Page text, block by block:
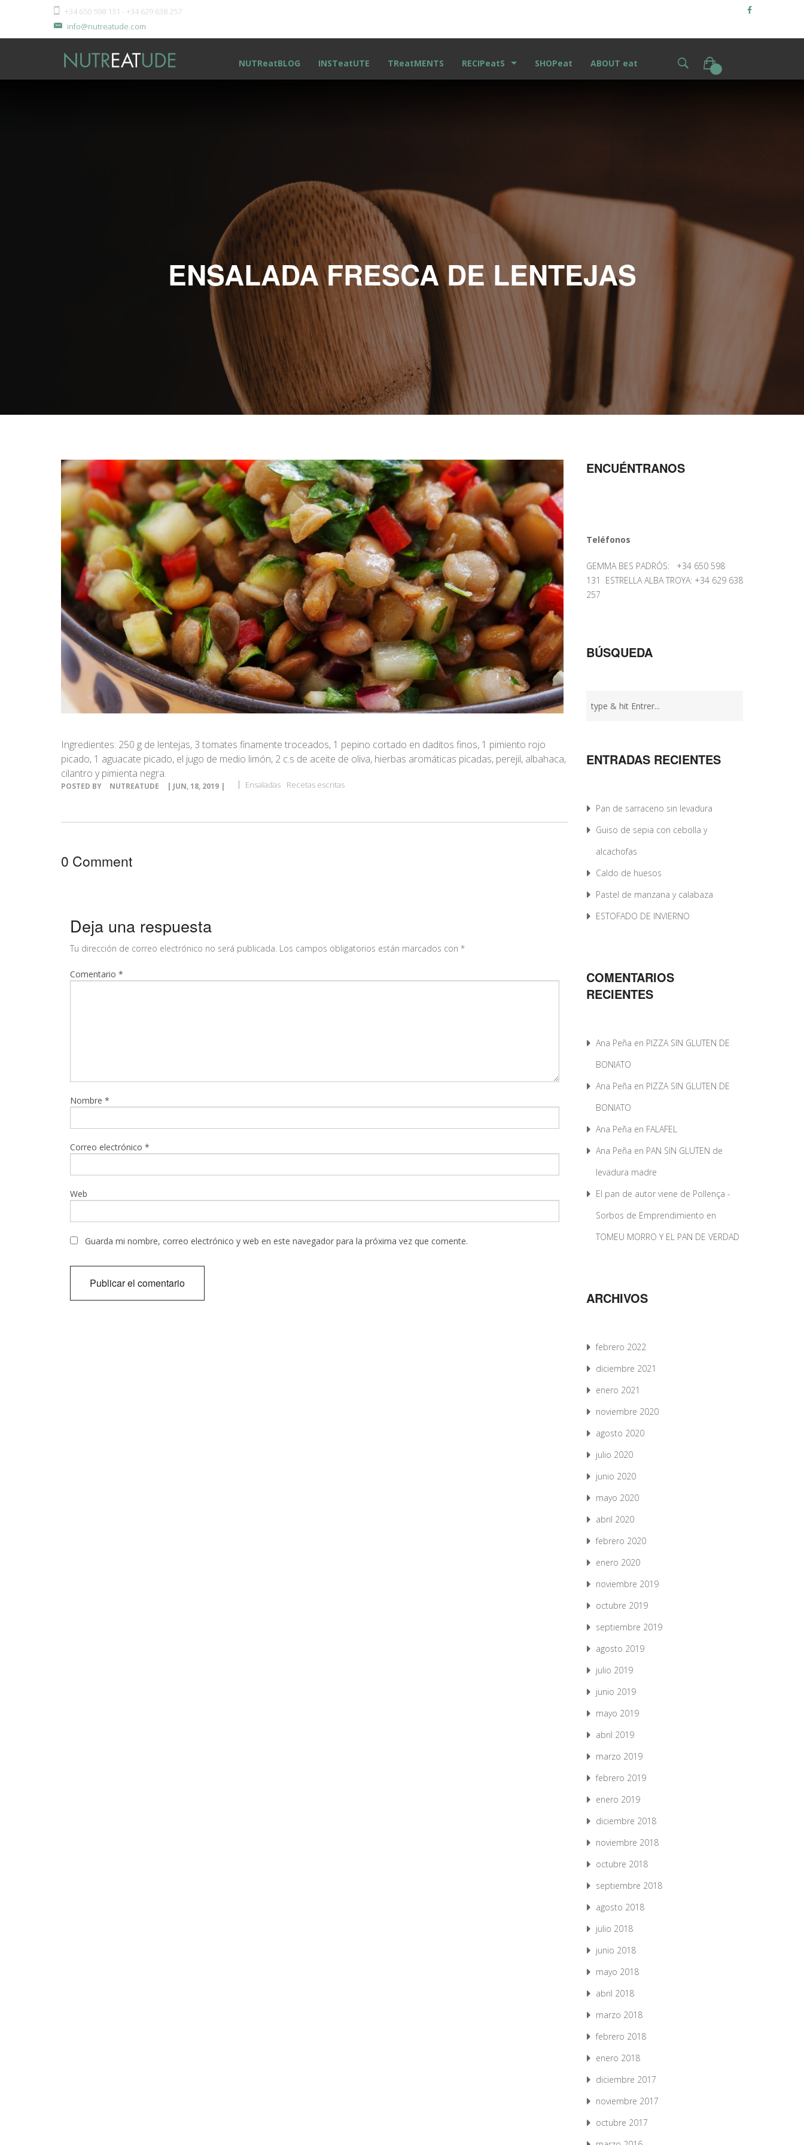
+34 650 598 131 - +34 629 638 257
info@nutreatude.com
NUTReatBLOG INSTeatUTE TReatMENTS RECIPeatS SHOPeat ABOUT eat
ENSALADA FRESCA DE LENTEJAS
Ingredientes: 250 g de lentejas, 3 tomates finamente troceados, 1 pepino cortado en daditos finos, 1 pimiento rojo
picado, 1 aguacate picado, el jugo de medio limón, 2 c.s de aceite de oliva, hierbas aromáticas picadas, perejil, albahaca,
cilantro y pimienta negra.
POSTED BY NUTREATUDE | JUN, 18, 2019 | Ensaladas Recetas escritas
0 Comment
Deja una respuesta
Tu dirección de correo electrónico no será publicada. Los campos obligatorios están marcados con *
Comentario *
Nombre *
Correo electrónico *
Web
Guarda mi nombre, correo electrónico y web en este navegador para la próxima vez que comente.
ENCUÉNTRANOS
Teléfonos
GEMMA BES PADRÓS: +34 650 598
131 ESTRELLA ALBA TROYA: +34 629 638
257
BÚSQUEDA
ENTRADAS RECIENTES
Pan de sarraceno sin levadura
Guiso de sepia con cebolla y
alcachofas
Caldo de huesos
Pastel de manzana y calabaza
ESTOFADO DE INVIERNO
COMENTARIOS
RECIENTES
Ana Peña en PIZZA SIN GLUTEN DE
BONIATO
Ana Peña en PIZZA SIN GLUTEN DE
BONIATO
Ana Peña en FALAFEL
Ana Peña en PAN SIN GLUTEN de
levadura madre
El pan de autor viene de Pollença -
Sorbos de Emprendimiento en
TOMEU MORRO Y EL PAN DE VERDAD
ARCHIVOS
febrero 2022
diciembre 2021
enero 2021
noviembre 2020
agosto 2020
julio 2020
junio 2020
mayo 2020
abril 2020
febrero 2020
enero 2020
noviembre 2019
octubre 2019
septiembre 2019
agosto 2019
julio 2019
junio 2019
mayo 2019
abril 2019
marzo 2019
febrero 2019
enero 2019
diciembre 2018
noviembre 2018
octubre 2018
septiembre 2018
agosto 2018
julio 2018
junio 2018
mayo 2018
abril 2018
marzo 2018
febrero 2018
enero 2018
diciembre 2017
noviembre 2017
octubre 2017